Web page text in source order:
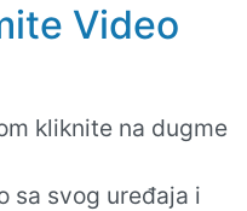
Video
kliknite na dugme
sa svog uređaja i